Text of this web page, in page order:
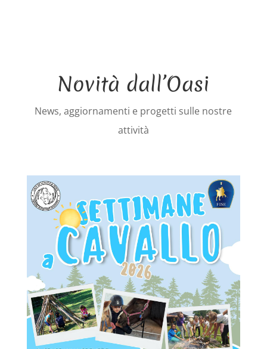
Novità dall’Oasi
News, aggiornamenti e progetti sulle nostre
attività